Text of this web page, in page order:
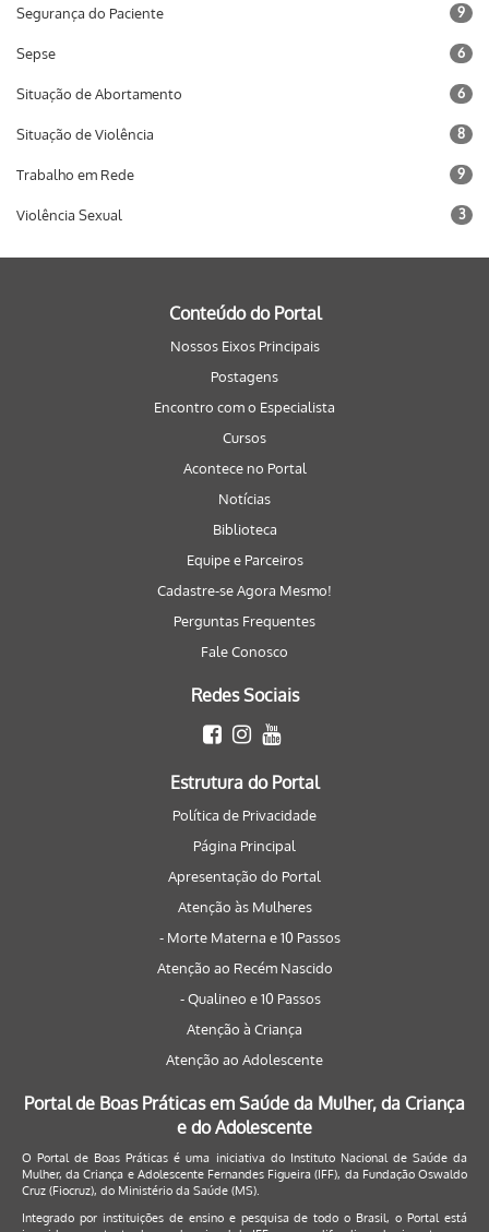
Segurança do Paciente 9
Sepse 6
Situação de Abortamento 6
Situação de Violência 8
Trabalho em Rede 9
Violência Sexual 3
Conteúdo do Portal
Nossos Eixos Principais
Postagens
Encontro com o Especialista
Cursos
Acontece no Portal
Notícias
Biblioteca
Equipe e Parceiros
Cadastre-se Agora Mesmo!
Perguntas Frequentes
Fale Conosco
Redes Sociais
Estrutura do Portal
Política de Privacidade
Página Principal
Apresentação do Portal
Atenção às Mulheres
- Morte Materna e 10 Passos
Atenção ao Recém Nascido
- Qualineo e 10 Passos
Atenção à Criança
Atenção ao Adolescente
Portal de Boas Práticas em Saúde da Mulher, da Criança
e do Adolescente
O Portal de Boas Práticas é uma iniciativa do Instituto Nacional de Saúde da
Mulher, da Criança e Adolescente Fernandes Figueira (IFF), da Fundação Oswaldo
Cruz (Fiocruz), do Ministério da Saúde (MS).
Integrado por instituições de ensino e pesquisa de todo o Brasil, o Portal está